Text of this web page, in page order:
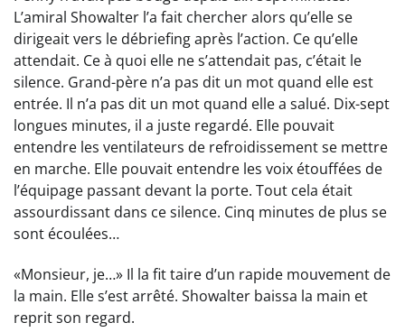
L’amiral Showalter l’a fait chercher alors qu’elle se
dirigeait vers le débriefing après l’action. Ce qu’elle
attendait. Ce à quoi elle ne s’attendait pas, c’était le
silence. Grand-père n’a pas dit un mot quand elle est
entrée. Il n’a pas dit un mot quand elle a salué. Dix-sept
longues minutes, il a juste regardé. Elle pouvait
entendre les ventilateurs de refroidissement se mettre
en marche. Elle pouvait entendre les voix étouffées de
l’équipage passant devant la porte. Tout cela était
assourdissant dans ce silence. Cinq minutes de plus se
sont écoulées…
«Monsieur, je…» Il la fit taire d’un rapide mouvement de
la main. Elle s’est arrêté. Showalter baissa la main et
reprit son regard.